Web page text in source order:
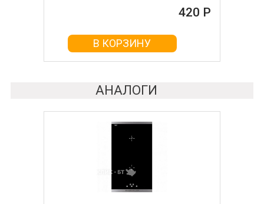
420 Р
В КОРЗИНУ
В КОРЗИНУ
АНАЛОГИ